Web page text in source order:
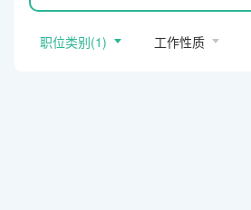
职位类别(1) 工作性质